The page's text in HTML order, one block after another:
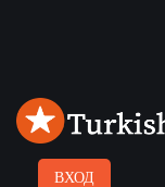
ВХОД